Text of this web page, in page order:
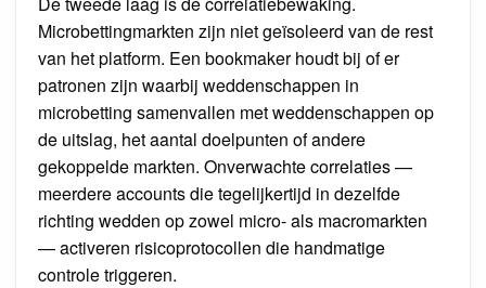
Microbettingmarkten zijn niet geïsoleerd van de rest
van het platform. Een bookmaker houdt bij of er
patronen zijn waarbij weddenschappen in
microbetting samenvallen met weddenschappen op
de uitslag, het aantal doelpunten of andere
gekoppelde markten. Onverwachte correlaties —
meerdere accounts die tegelijkertijd in dezelfde
richting wedden op zowel micro- als macromarkten
— activeren risicoprotocollen die handmatige
controle triggeren.